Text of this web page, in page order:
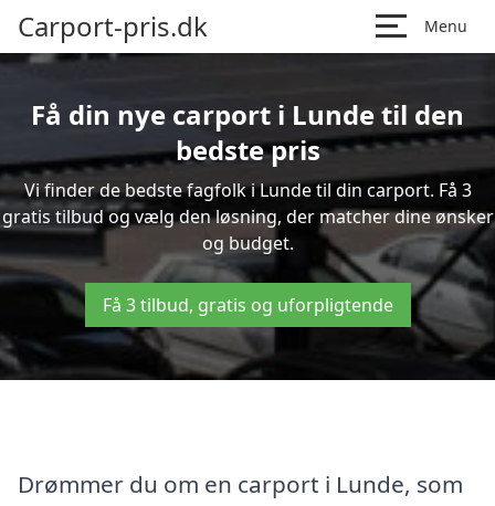
Carport-pris.dk Menu
Få din nye carport i Lunde til den
bedste pris
Vi finder de bedste fagfolk i Lunde til din carport. Få 3
gratis tilbud og vælg den løsning, der matcher dine ønsker
og budget.
Få 3 tilbud, gratis og uforpligtende
Drømmer du om en carport i Lunde, som